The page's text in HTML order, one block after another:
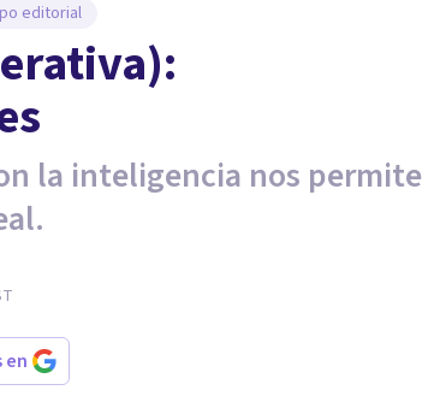
editorial
la inteligencia nos permite
en